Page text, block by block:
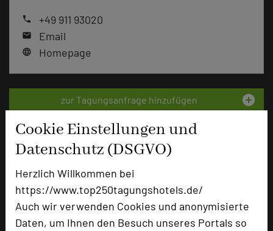
Cookie Einstellungen und
Datenschutz (DSGVO)
Herzlich Willkommen bei
https://www.top250tagungshotels.de/
Auch wir verwenden Cookies und anonymisierte
Daten, um Ihnen den Besuch unseres Portals so
phone +49 911 93020
mail Email
language Homepage
zur Tagungsanfrage hinzufügen add_circle
Bewertung
Tagungsleiter
Tagungsteilnehmer